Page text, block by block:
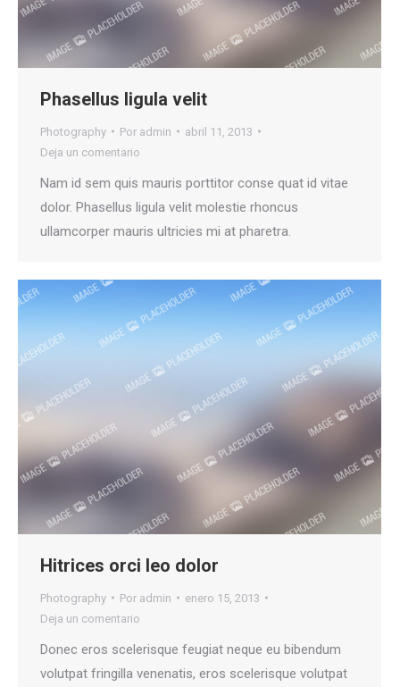
Phasellus ligula velit
Photography Por admin
abril 11, 2013
Deja un comentario
Nam id sem quis mauris porttitor conse quat id vitae
dolor. Phasellus ligula velit molestie rhoncus
ullamcorper mauris ultricies mi at pharetra.
Hitrices orci leo dolor
Photography Por admin
enero 15, 2013
Deja un comentario
Donec eros scelerisque feugiat neque eu bibendum
volutpat fringilla venenatis, eros scelerisque volutpat